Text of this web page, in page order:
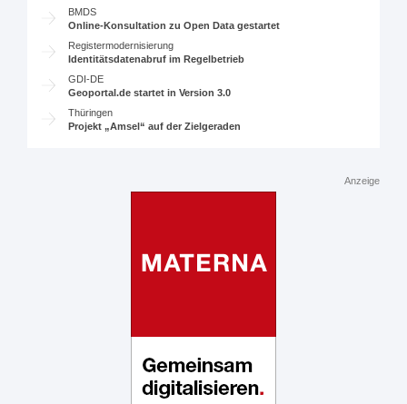
BMDS
Online-Konsultation zu Open Data gestartet
Registermodernisierung
Identitätsdatenabruf im Regelbetrieb
GDI-DE
Geoportal.de startet in Version 3.0
Thüringen
Projekt „Amsel“ auf der Zielgeraden
Anzeige